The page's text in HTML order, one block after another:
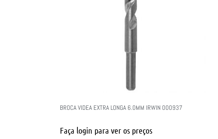
BROCA VIDEA EXTRA LONGA 6.0MM IRWIN 000937
Faça login para ver os preços